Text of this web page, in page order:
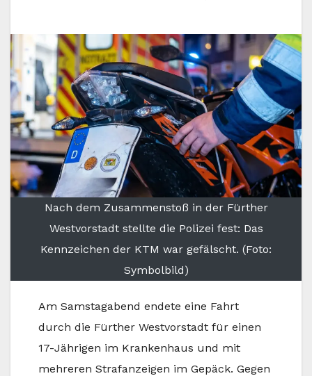
Nach dem Zusammenstoß in der Fürther
Westvorstadt stellte die Polizei fest: Das
Kennzeichen der KTM war gefälscht. (Foto:
Symbolbild)
Am Samstagabend endete eine Fahrt
durch die Fürther Westvorstadt für einen
17-Jährigen im Krankenhaus und mit
mehreren Strafanzeigen im Gepäck. Gegen